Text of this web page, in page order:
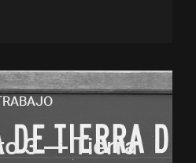
3 — Tierra